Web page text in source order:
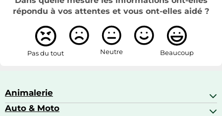
répondu à vos attentes et vous ont-elles aidé ?
Pas du tout Neutre Beaucoup
Animalerie
Abris pour animaux sauvages
Auto & Moto